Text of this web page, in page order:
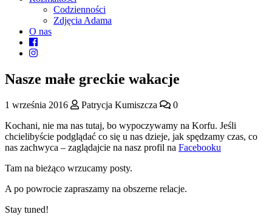
Codzienności
Zdjęcia Adama
O nas
Nasze małe greckie wakacje
1 września 2016 Patrycja Kumiszcza
0
Kochani, nie ma nas tutaj, bo wypoczywamy na Korfu. Jeśli
chcielibyście podglądać co się u nas dzieje, jak spędzamy czas, co
nas zachwyca – zaglądajcie na nasz profil na Facebooku
Tam na bieżąco wrzucamy posty.
A po powrocie zapraszamy na obszerne relacje.
Stay tuned!